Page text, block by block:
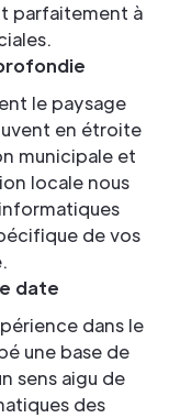
parfaitement à
le paysage
en étroite
municipale et
locale nous
de vos
date
dans le
une base de
sens aigu de
des